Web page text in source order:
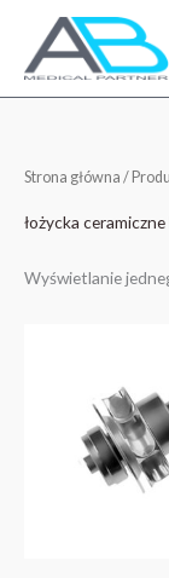
treści
Strona główna /
łożycka
Wyświetlanie